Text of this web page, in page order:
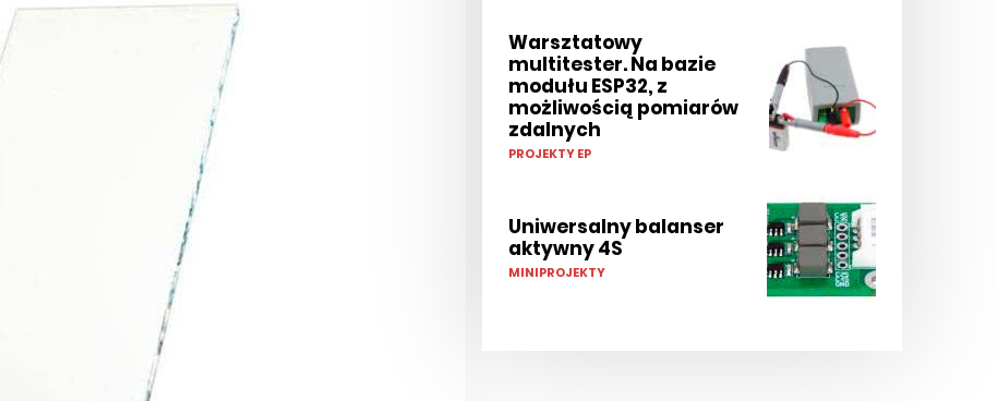
Warsztatowy
multitester. Na bazie
modułu ESP32, z
możliwością pomiarów
zdalnych
PROJEKTY EP
Uniwersalny balanser
aktywny 4S
MINIPROJEKTY